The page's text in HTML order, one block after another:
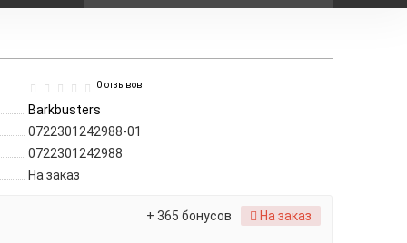
0 отзывов
Barkbusters
0722301242988-01
0722301242988
На заказ
+ 365 бонусов На заказ